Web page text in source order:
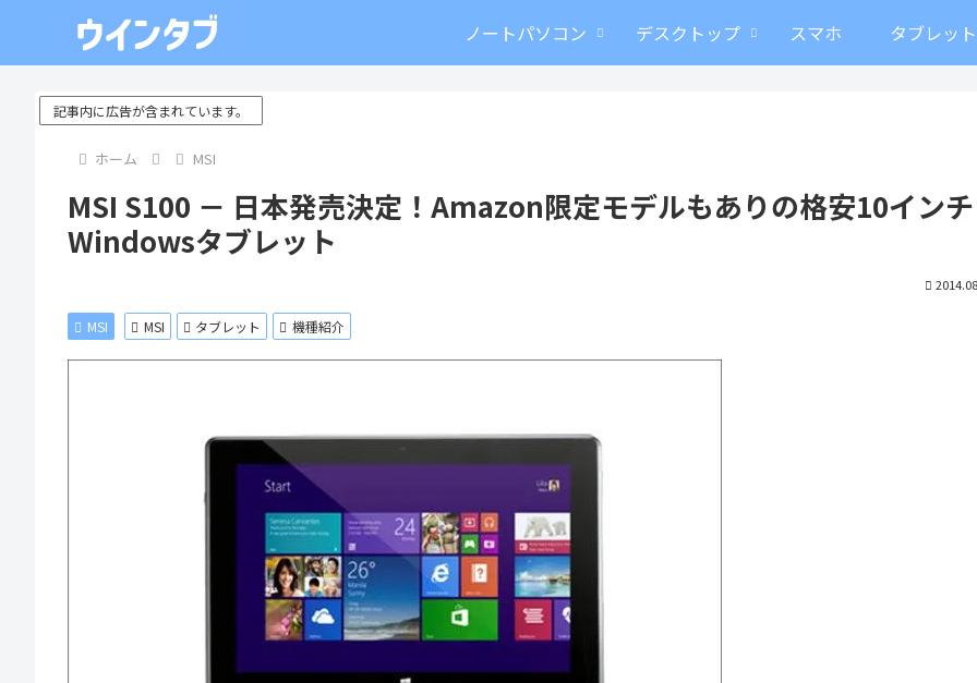
ノートパソコン デスクトップ スマホ タブレット
記事内に広告が含まれています。
ホーム MSI
MSI S100 － 日本発売決定！Amazon限定モデルもありの格安10インチ
Windowsタブレット
MSI MSI タブレット 機種紹介